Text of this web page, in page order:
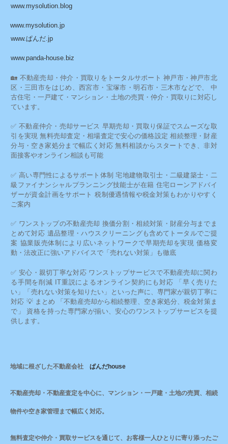
www.mysolution.blog
www.mysolution.jp
www.ぱんだ.jp
www.panda-house.biz
🏡 不動産売却・仲介・買取りをトータルサポート 神戸市・神戸市北
区・三田市をはじめ、西宮市・宝塚市・明石市・三木市などで、 中
古住宅・一戸建て・マンション・土地の売買・仲介・買取りに対応し
ています。
✅ 不動産仲介・売却サービス 早期売却・買取り保証でスムーズな取
引を実現 無料売却査定・相場査定で安心の価格設定 相続整理・財産
分与・空き家処分まで幅広く対応 無料相談からスタートでき、非対
面接客やオンライン相談も可能
✅ 高い専門性によるサポート体制 宅地建物取引士・二級建築士・二
級ファイナンシャルプランニング技能士が在籍 住宅ローンアドバイ
ザーが資金計画をサポート 税制優遇情報や税金対策もわかりやすく
ご案内
✅ ワンストップの不動産売却 換価分割・相続対策・財産分与までま
とめて対応 遺品整理・ハウスクリーニングも含めてトータルでご提
案 協業販売体制により広いネットワークで早期売却を実現 価格変
動・法改正に強いアドバイスで「売れない対策」も徹底
✅ 安心・親切丁寧な対応 ワンストップサービスで不動産売却に関わ
る手間を削減 IT重説によるオンライン契約にも対応 「早く売りた
い」「売れない対策を知りたい」といった声に、専門家が親切丁寧に
対応 💡 まとめ 「不動産売却から相続整理、空き家処分、税金対策ま
で」 資格を持った専門家が揃い、安心のワンストップサービスを提
供します。
地域に根ざした不動産会社 ぱんだhouse
不動産売却・不動産査定を中心に、マンション・一戸建・土地の売買、相続
物件や空き家管理まで幅広く対応。
無料査定や仲介・買取サービスを通じて、お客様一人ひとりに寄り添ったご